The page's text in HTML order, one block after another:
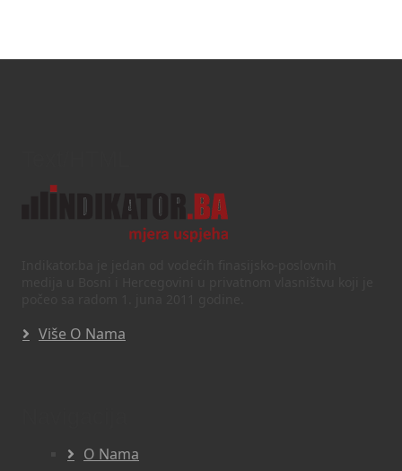
Više O Nama
O Nama